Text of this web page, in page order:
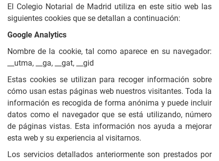
El Colegio Notarial de Madrid utiliza en este sitio web las
siguientes cookies que se detallan a continuación:
Google Analytics
Nombre de la cookie, tal como aparece en su navegador:
__utma, __ga, __gat, __gid
Estas cookies se utilizan para recoger información sobre
cómo usan estas páginas web nuestros visitantes. Toda la
información es recogida de forma anónima y puede incluir
datos como el navegador que se está utilizando, número
de páginas vistas. Esta información nos ayuda a mejorar
esta web y su experiencia al visitarnos.
Los servicios detallados anteriormente son prestados por